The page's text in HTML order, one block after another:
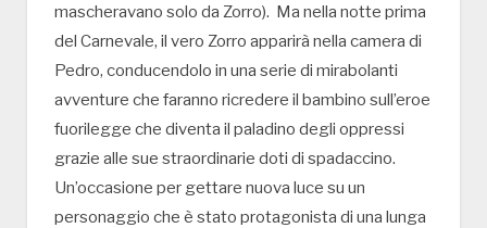
mascheravano solo da Zorro). Ma nella notte prima
del Carnevale, il vero Zorro apparirà nella camera di
Pedro, conducendolo in una serie di mirabolanti
avventure che faranno ricredere il bambino sull’eroe
fuorilegge che diventa il paladino degli oppressi
grazie alle sue straordinarie doti di spadaccino.
Un’occasione per gettare nuova luce su un
personaggio che è stato protagonista di una lunga